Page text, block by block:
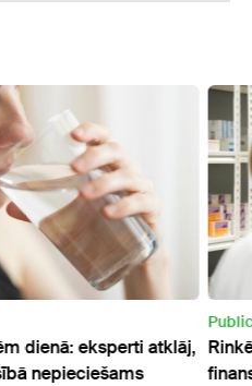
dienā: eksperti atklāj,
nepieciešams